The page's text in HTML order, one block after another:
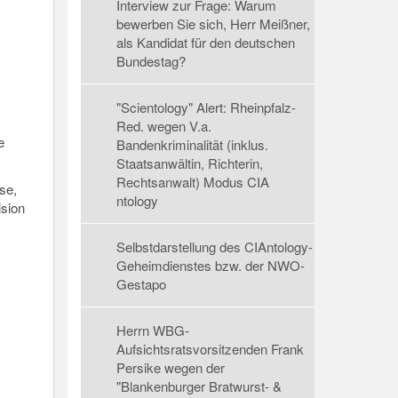
Interview zur Frage: Warum
bewerben Sie sich, Herr Meißner,
als Kandidat für den deutschen
Bundestag?
"Scientology" Alert: Rheinpfalz-
Red. wegen V.a.
Bandenkriminalität (inklus.
Staatsanwältin, Richterin,
Rechtsanwalt) Modus CIA
ntology
Selbstdarstellung des CIAntology-
Geheimdienstes bzw. der NWO-
Gestapo
Herrn WBG-
Aufsichtsratsvorsitzenden Frank
Persike wegen der
"Blankenburger Bratwurst- &